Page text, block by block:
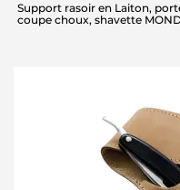
Support rasoir en Laiton,
coupe choux, shavette